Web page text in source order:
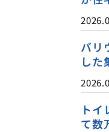
バリ
した
ト
て数